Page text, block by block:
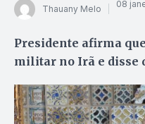
Thauany Melo 08
Presidente afirma
militar no Irã e disse